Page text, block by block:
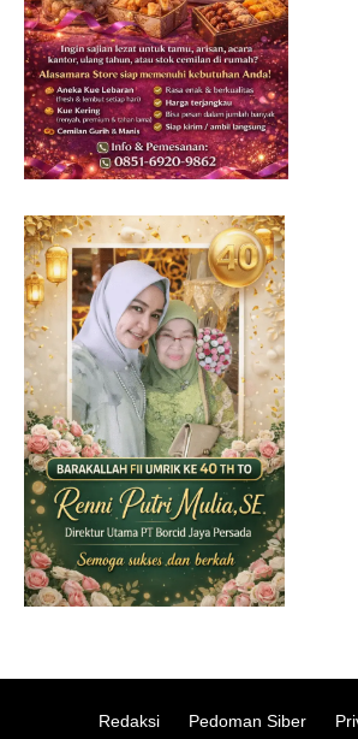
Redaksi Pedoman Siber